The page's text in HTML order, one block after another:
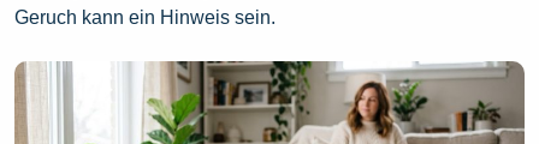
Geruch kann ein Hinweis sein.